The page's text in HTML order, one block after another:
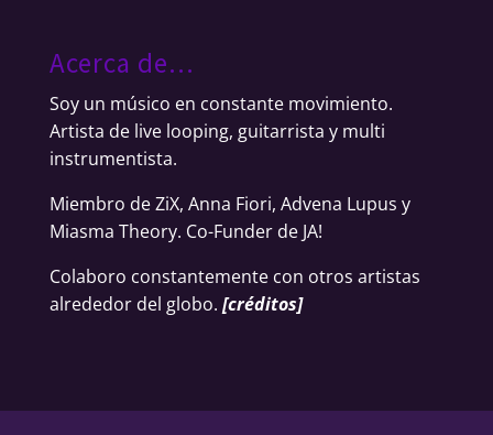
Acerca de…
Soy un músico en constante movimiento.
Artista de live looping, guitarrista y multi
instrumentista.
Miembro de ZiX, Anna Fiori, Advena Lupus y
Miasma Theory. Co-Funder de JA!
Colaboro constantemente con otros artistas
alrededor del globo. [créditos]